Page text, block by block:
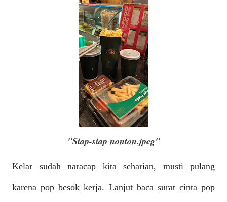
"Siap-siap nonton.jpeg"
Kelar sudah naracap kita seharian, musti pulang
karena pop besok kerja. Lanjut baca surat cinta pop